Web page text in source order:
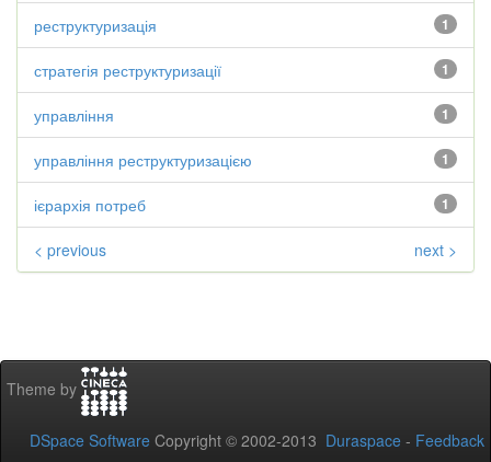
1
реструктуризація
1
стратегія реструктуризації
1
управління
1
управління реструктуризацією
1
ієрархія потреб
< previous next >
Theme by
DSpace Software Copyright © 2002-2013 Duraspace - Feedback